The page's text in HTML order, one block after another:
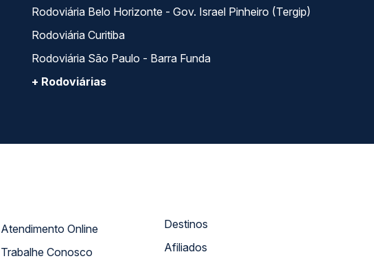
Rodoviária Belo Horizonte - Gov. Israel Pinheiro (Tergip)
Rodoviária Curitiba
Rodoviária São Paulo - Barra Funda
+ Rodoviárias
Atendimento Online
Trabalhe Conosco
Destinos
Afiliados